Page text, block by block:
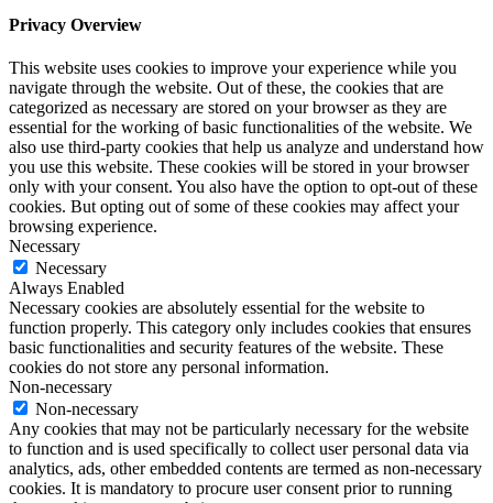
Privacy Overview
This website uses cookies to improve your experience while you
navigate through the website. Out of these, the cookies that are
categorized as necessary are stored on your browser as they are
essential for the working of basic functionalities of the website. We
also use third-party cookies that help us analyze and understand how
you use this website. These cookies will be stored in your browser
only with your consent. You also have the option to opt-out of these
cookies. But opting out of some of these cookies may affect your
browsing experience.
Necessary
Necessary
Always Enabled
Necessary cookies are absolutely essential for the website to
function properly. This category only includes cookies that ensures
basic functionalities and security features of the website. These
cookies do not store any personal information.
Non-necessary
Non-necessary
Any cookies that may not be particularly necessary for the website
to function and is used specifically to collect user personal data via
analytics, ads, other embedded contents are termed as non-necessary
cookies. It is mandatory to procure user consent prior to running